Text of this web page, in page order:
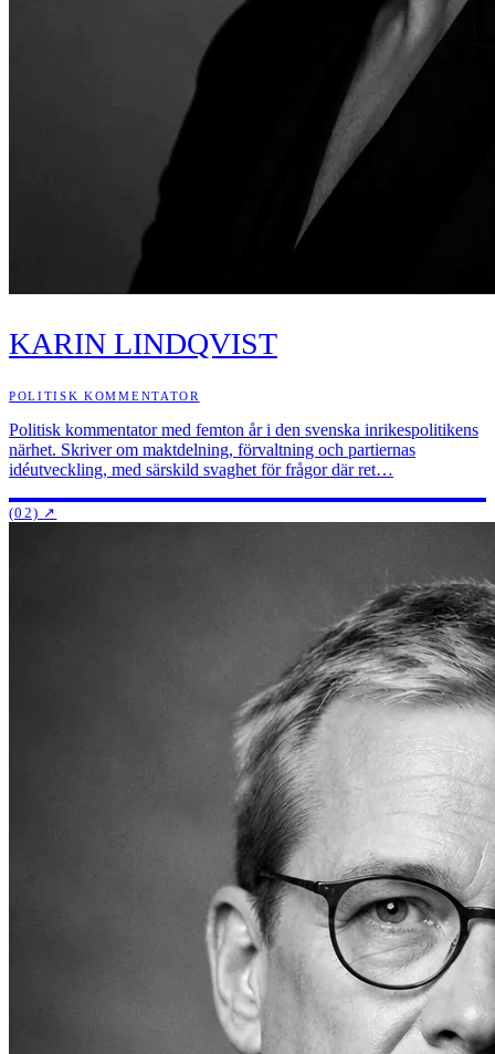
KARIN LINDQVIST
POLITISK KOMMENTATOR
Politisk kommentator med femton år i den svenska inrikespolitikens
närhet. Skriver om maktdelning, förvaltning och partiernas
idéutveckling, med särskild svaghet för frågor där ret…
(02) ↗